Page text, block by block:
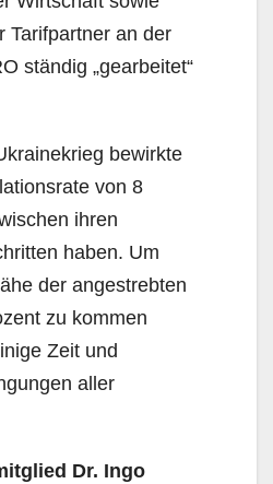
Tarifpartner an der
ständig „gearbeitet“
bewirkte
von 8
ihren
haben. Um
der angestrebten
zu kommen
Zeit und
aller
Dr. Ingo